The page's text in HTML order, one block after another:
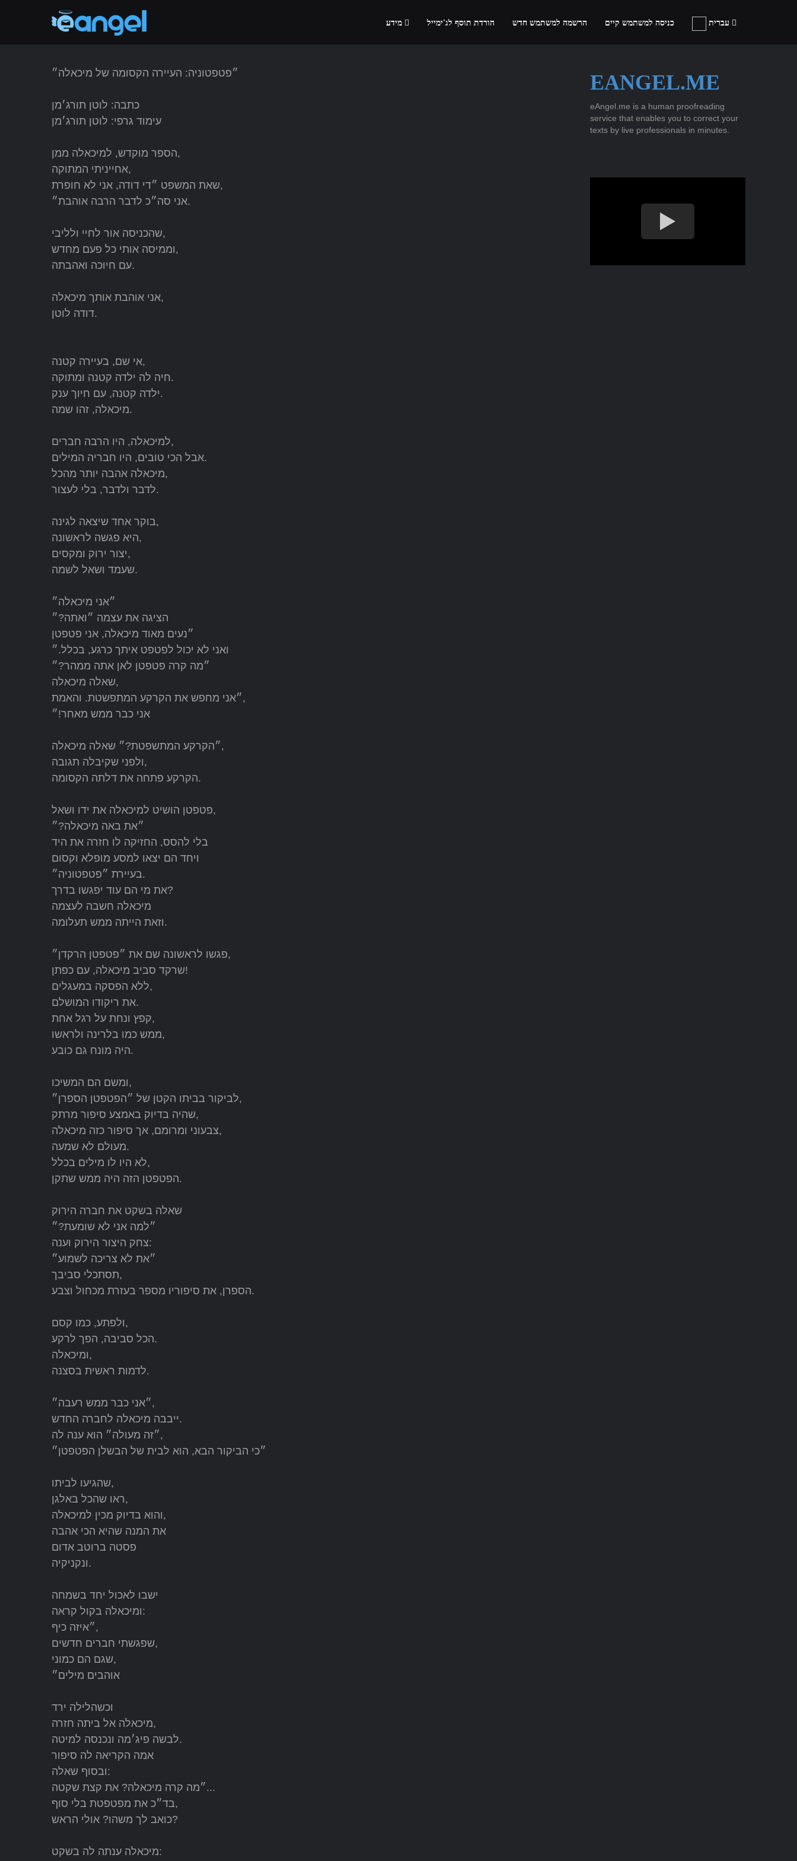
הורדת תוסף לג'ימייל הרשמה למשתמש חדש כניסה למשתמש קיים
״פטפטוניה: העיירה הקסומה של מיכאלה״
כתבה: לוטן תורג׳מן
עימוד גרפי: לוטן תורג׳מן
הספר מוקדש, למיכאלה ממן,
אחייניתי המתוקה,
שאת המשפט ״די דודה, אני לא חופרת,
אני סה״כ לדבר הרבה אוהבת״.
שהכניסה אור לחיי ולליבי,
וממיסה אותי כל פעם מחדש,
עם חיוכה ואהבתה.
אני אוהבת אותך מיכאלה,
דודה לוטן.
אי שם, בעיירה קטנה,
חיה לה ילדה קטנה ומתוקה.
ילדה קטנה, עם חיוך ענק.
מיכאלה, זהו שמה.
למיכאלה, היו הרבה חברים,
אבל הכי טובים, היו חבריה המילים.
מיכאלה אהבה יותר מהכל,
לדבר ולדבר, בלי לעצור.
בוקר אחד שיצאה לגינה,
היא פגשה לראשונה,
יצור ירוק ומקסים,
שעמד ושאל לשמה.
״אני מיכאלה״
הציגה את עצמה ״ואתה?״
״נעים מאוד מיכאלה, אני פטפטן
ואני לא יכול לפטפט איתך כרגע, בכלל.״
״מה קרה פטפטן לאן אתה ממהר?״
שאלה מיכאלה,
״אני מחפש את הקרקע המתפשטת. והאמת,
אני כבר ממש מאחר!״
״הקרקע המתשפטת?״ שאלה מיכאלה,
ולפני שקיבלה תגובה,
הקרקע פתחה את דלתה הקסומה.
פטפטן הושיט למיכאלה את ידו ושאל,
״את באה מיכאלה?״
בלי להסס, החזיקה לו חזרה את היד
ויחד הם יצאו למסע מופלא וקסום
בעיירת ״פטפטוניה״.
את מי הם עוד יפגשו בדרך?
מיכאלה חשבה לעצמה
וזאת הייתה ממש תעלומה.
פגשו לראשונה שם את ״פטפטן הרקדן״,
שרקד סביב מיכאלה, עם כפתן!
ללא הפסקה במעגלים,
את ריקודו המושלם.
קפץ ונחת על רגל אחת,
ממש כמו בלרינה ולראשו,
היה מונח גם כובע.
ומשם הם המשיכו,
לביקור בביתו הקטן של ״הפטפטן הספרן״,
שהיה בדיוק באמצע סיפור מרתק,
צבעוני ומרומם, אך סיפור כזה מיכאלה,
מעולם לא שמעה.
לא היו לו מילים בכלל,
הפטפטן הזה היה ממש שתקן.
שאלה בשקט את חברה הירוק
״למה אני לא שומעת?״
צחק היצור הירוק וענה:
״את לא צריכה לשמוע״
תסתכלי סביבך,
הספרן, את סיפוריו מספר בעזרת מכחול וצבע.
ולפתע, כמו קסם,
הכל סביבה, הפך לרקע.
ומיכאלה,
לדמות ראשית בסצנה.
״אני כבר ממש רעבה״,
ייבבה מיכאלה לחברה החדש.
״זה מעולה״ הוא ענה לה,
״כי הביקור הבא, הוא לבית של הבשלן הפטפטן״
שהגיעו לביתו,
ראו שהכל באלגן,
והוא בדיוק מכין למיכאלה,
את המנה שהיא הכי אהבה
פסטה ברוטב אדום
ונקניקיה.
ישבו לאכול יחד בשמחה
ומיכאלה בקול קראה:
״איזה כיף,
שפגשתי חברים חדשים,
שגם הם כמוני,
אוהבים מילים״
וכשהלילה ירד
מיכאלה אל ביתה חזרה,
לבשה פיג׳מה ונכנסה למיטה.
אמה הקריאה לה סיפור
ובסוף שאלה:
״מה קרה מיכאלה? את קצת שקטה...
בד״כ את מפטפטת בלי סוף,
כואב לך משהו? אולי הראש?
מיכאלה ענתה לה בשקט:
EANGEL.ME
eAngel.me is a human proofreading
service that enables you to correct your
texts by live professionals in minutes.